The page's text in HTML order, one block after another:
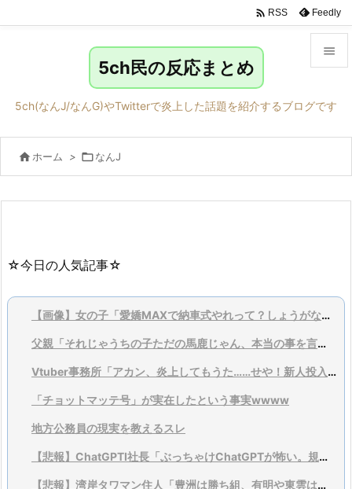

メニュ
サイド

 RSS Feedly
5ch民の反応まとめ
5ch(なんJ/なんG)やTwitterで炎上した話題を紹介するブログです
 ホーム > なんJ
☆今日の人気記事☆
【画像】女の子「愛嬌MAXで納車式やれって？しょうがないなあ…」
父親「それじゃうちの子ただの馬鹿じゃん、本当の事を言ってくれ」
Vtuber事務所「アカン、炎上してもうた……せや！新人投入とゲーム大会乱発や！」
「チョットマッテ号」が実在したという事実wwww
地方公務員の現実を教えるスレ
【悲報】ChatGPTI社長「ぶっちゃけChatGPTが怖い。規制すべきだわこれ」
【悲報】湾岸タワマン住人「豊洲は勝ち組、有明や東雲は負け」